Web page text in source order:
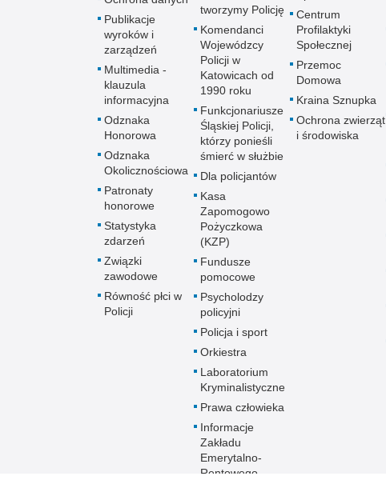
Publikacje
wyroków i
zarządzeń
Multimedia -
klauzula
informacyjna
Odznaka
Honorowa
Odznaka
Okolicznościowa
Patronaty
honorowe
Statystyka
zdarzeń
Związki
zawodowe
Równość płci w
Policji
tworzymy Policję
Komendanci
Wojewódzcy
Policji w
Katowicach od
1990 roku
Funkcjonariusze
Śląskiej Policji,
którzy ponieśli
śmierć w służbie
Dla policjantów
Kasa
Zapomogowo
Pożyczkowa
(KZP)
Fundusze
pomocowe
Psycholodzy
policyjni
Policja i sport
Orkiestra
Laboratorium
Kryminalistyczne
Prawa człowieka
Informacje
Zakładu
Emerytalno-
Rentowego
Centrum
Profilaktyki
Społecznej
Przemoc
Domowa
Kraina Sznupka
Ochrona zwierząt
i środowiska